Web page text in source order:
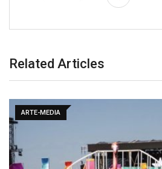
Related Articles
ARTE-MEDIA